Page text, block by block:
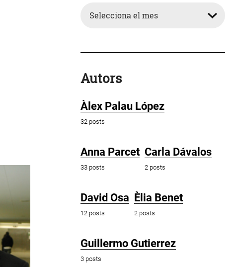
Autors
Àlex Palau López
32 posts
Anna Parcet
33 posts
Carla Dávalos
2 posts
David Osa
12 posts
Èlia Benet
2 posts
Guillermo Gutierrez
3 posts